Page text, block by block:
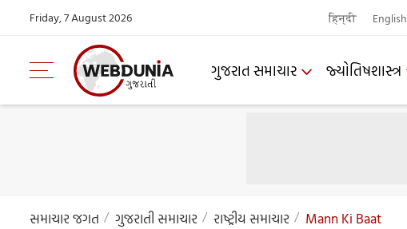
Friday, 7 August 2026 हिन्दी English
ગુજરાત સમાચાર જ્યોતિષશાસ્ત્ર
સમાચાર જગત ગુજરાતી સમાચાર રાષ્ટ્રીય સમાચાર Mann Ki Baat